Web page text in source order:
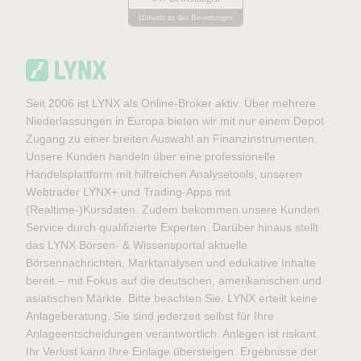
Hinweis zu den Bewertungen
Seit 2006 ist LYNX als Online-Broker aktiv. Über mehrere
Niederlassungen in Europa bieten wir mit nur einem Depot
Zugang zu einer breiten Auswahl an Finanzinstrumenten.
Unsere Kunden handeln über eine professionelle
Handelsplattform mit hilfreichen Analysetools, unseren
Webtrader LYNX+ und Trading-Apps mit
(Realtime-)Kursdaten. Zudem bekommen unsere Kunden
Service durch qualifizierte Experten. Darüber hinaus stellt
das LYNX Börsen- & Wissensportal aktuelle
Börsennachrichten, Marktanalysen und edukative Inhalte
bereit – mit Fokus auf die deutschen, amerikanischen und
asiatischen Märkte. Bitte beachten Sie: LYNX erteilt keine
Anlageberatung. Sie sind jederzeit selbst für Ihre
Anlageentscheidungen verantwortlich. Anlegen ist riskant.
Ihr Verlust kann Ihre Einlage übersteigen. Ergebnisse der